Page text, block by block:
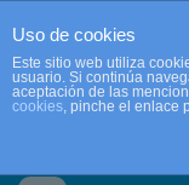
Uso de cookies
Este sitio web utiliza
usuario. Si continúa
aceptación de las
cookies, pinche el enlace